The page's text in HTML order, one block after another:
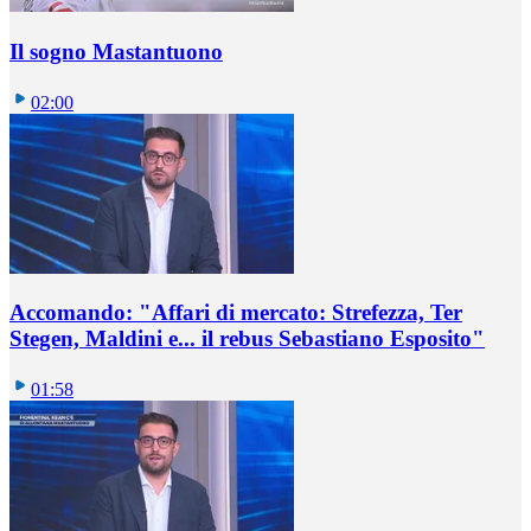
Il sogno Mastantuono
02:00
Accomando: "Affari di mercato: Strefezza, Ter
Stegen, Maldini e... il rebus Sebastiano Esposito"
01:58